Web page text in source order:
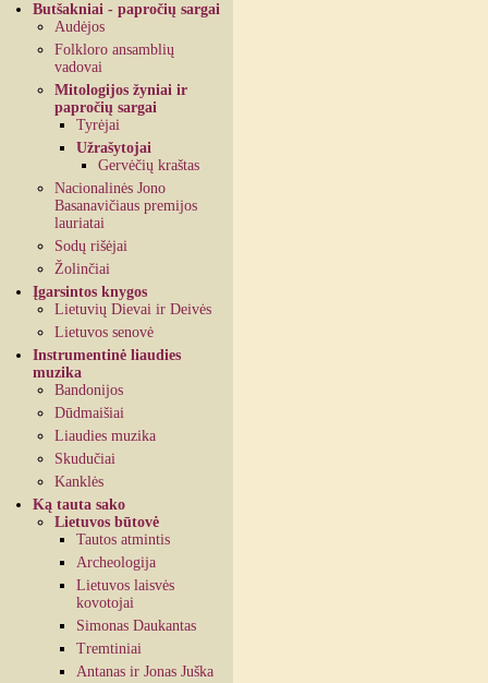
Butšakniai - papročių sargai
Audėjos
Folkloro ansamblių
vadovai
Mitologijos žyniai ir
papročių sargai
Tyrėjai
Užrašytojai
Gervėčių kraštas
Nacionalinės Jono
Basanavičiaus premijos
lauriatai
Sodų rišėjai
Žolinčiai
Įgarsintos knygos
Lietuvių Dievai ir Deivės
Lietuvos senovė
Instrumentinė liaudies
muzika
Bandonijos
Dūdmaišiai
Liaudies muzika
Skudučiai
Kanklės
Ką tauta sako
Lietuvos būtovė
Tautos atmintis
Archeologija
Lietuvos laisvės
kovotojai
Simonas Daukantas
Tremtiniai
Antanas ir Jonas Juška